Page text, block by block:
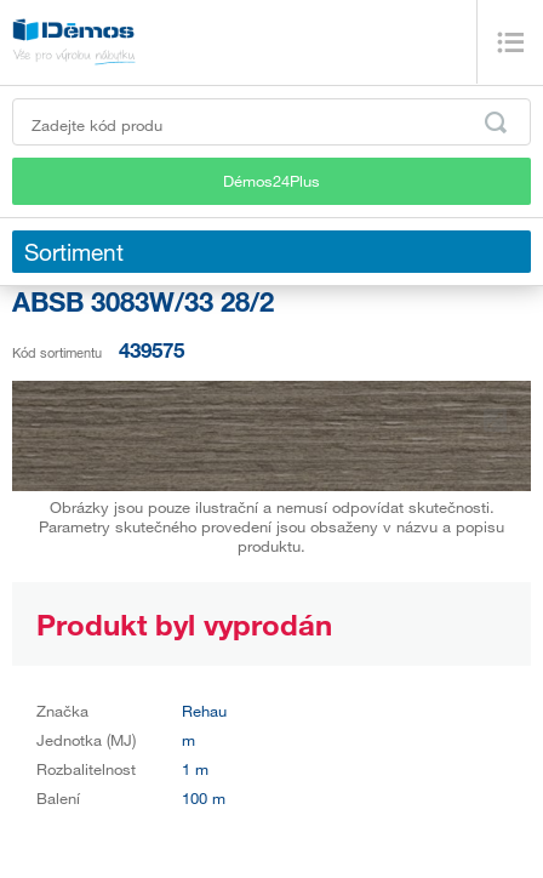
Démos24Plus
Sortiment
ABSB 3083W/33 28/2
Kód sortimentu 439575
Obrázky jsou pouze ilustrační a nemusí odpovídat skutečnosti.
Parametry skutečného provedení jsou obsaženy v názvu a popisu
produktu.
Produkt byl vyprodán
Značka
Rehau
Jednotka (MJ)
m
Rozbalitelnost
1 m
Balení
100 m